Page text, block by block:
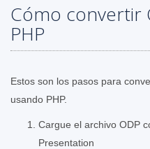
Cómo convertir
PHP
Estos son los pasos para
usando PHP.
Cargue el archivo ODP
Presentation